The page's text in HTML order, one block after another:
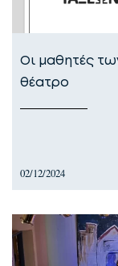
Οι μαθητές
θέατρο
02/12/2024